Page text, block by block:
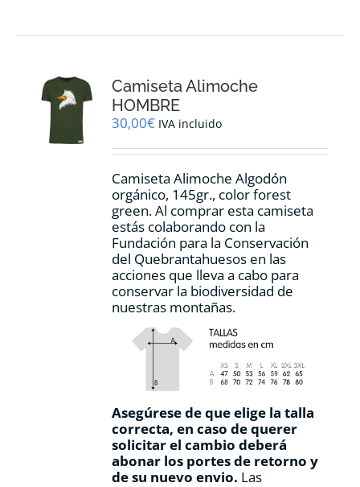
se
elegir
en
la
de
producto
Camiseta Alimoche
HOMBRE
30,00€ IVA incluido
Camiseta Alimoche Algodón
orgánico, 145gr., color forest
green. Al comprar esta camiseta
estás colaborando con la
Fundación para la Conservación
del Quebrantahuesos en las
acciones que lleva a cabo para
conservar la biodiversidad de
nuestras montañas.
Asegúrese de que elige la talla
correcta, en caso de querer
solicitar el cambio deberá
abonar los portes de retorno y
de su nuevo envio. Las